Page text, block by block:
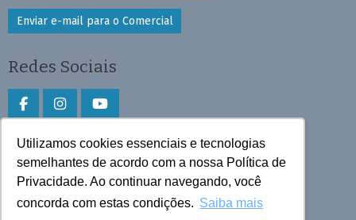
Utilizamos cookies essenciais e tecnologias
semelhantes de acordo com a nossa Política de
Privacidade. Ao continuar navegando, você
concorda com estas condições. Saiba mais
Enviar e-mail para o Comercial
Redes Sociais
Faça download do aplicativo
Play Store e App Store